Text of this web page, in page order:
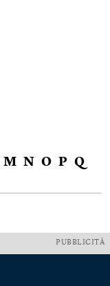
M N O P Q
PUBBLICITÀ